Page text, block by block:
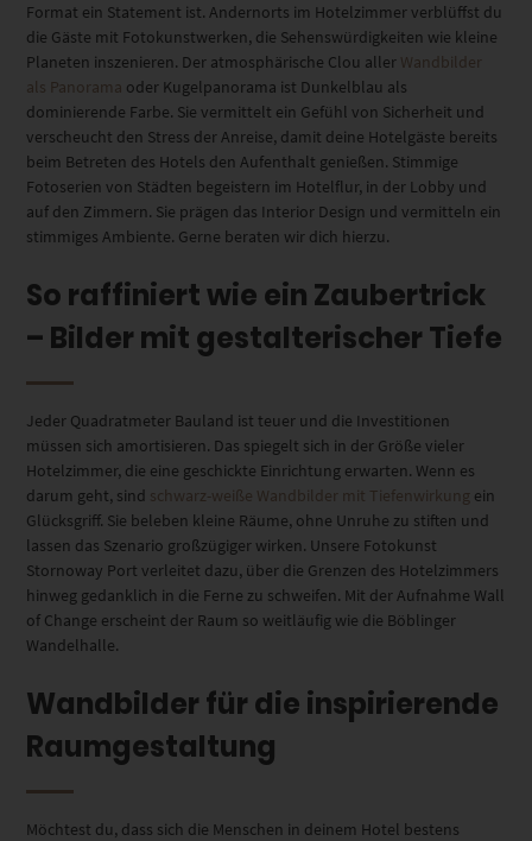
Format ein Statement ist. Andernorts im Hotelzimmer verblüffst du
die Gäste mit Fotokunstwerken, die Sehenswürdigkeiten wie kleine
Planeten inszenieren. Der atmosphärische Clou aller Wandbilder
als Panorama oder Kugelpanorama ist Dunkelblau als
dominierende Farbe. Sie vermittelt ein Gefühl von Sicherheit und
verscheucht den Stress der Anreise, damit deine Hotelgäste bereits
beim Betreten des Hotels den Aufenthalt genießen. Stimmige
Fotoserien von Städten begeistern im Hotelflur, in der Lobby und
auf den Zimmern. Sie prägen das Interior Design und vermitteln ein
stimmiges Ambiente. Gerne beraten wir dich hierzu.
So raffiniert wie ein Zaubertrick
– Bilder mit gestalterischer Tiefe
Jeder Quadratmeter Bauland ist teuer und die Investitionen
müssen sich amortisieren. Das spiegelt sich in der Größe vieler
Hotelzimmer, die eine geschickte Einrichtung erwarten. Wenn es
darum geht, sind schwarz-weiße Wandbilder mit Tiefenwirkung ein
Glücksgriff. Sie beleben kleine Räume, ohne Unruhe zu stiften und
lassen das Szenario großzügiger wirken. Unsere Fotokunst
Stornoway Port verleitet dazu, über die Grenzen des Hotelzimmers
hinweg gedanklich in die Ferne zu schweifen. Mit der Aufnahme Wall
of Change erscheint der Raum so weitläufig wie die Böblinger
Wandelhalle.
Wandbilder für die inspirierende
Raumgestaltung
Möchtest du, dass sich die Menschen in deinem Hotel bestens